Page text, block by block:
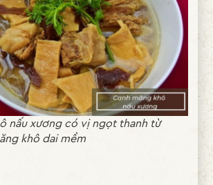
nấu xương có vị ngọt thanh từ
khô dai mềm